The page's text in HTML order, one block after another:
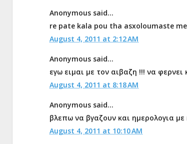
Anonymous said...
re pate kala pou tha asxoloumaste
August 4, 2011 at 2:12 AM
Anonymous said...
εγω ειμαι με τον αιβαζη !!! να
August 4, 2011 at 8:18 AM
Anonymous said...
βλεπω να βγαζουν και ημερολογια
August 4, 2011 at 10:10 AM